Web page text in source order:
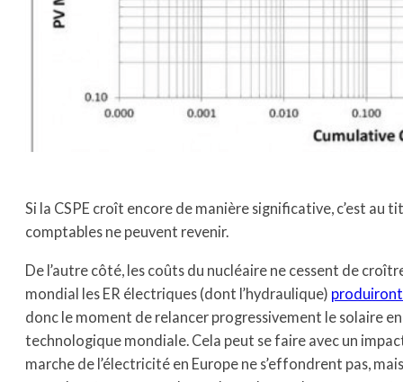
Si la CSPE croît encore de manière significative, c’est au
comptables ne peuvent revenir.
De l’autre côté, les coûts du nucléaire ne cessent de
mondial les ER électriques (dont l’hydraulique) produiront
donc le moment de relancer progressivement le solaire
technologique mondiale. Cela peut se faire avec un
marche de l’électricité en Europe ne s’effondrent pas,